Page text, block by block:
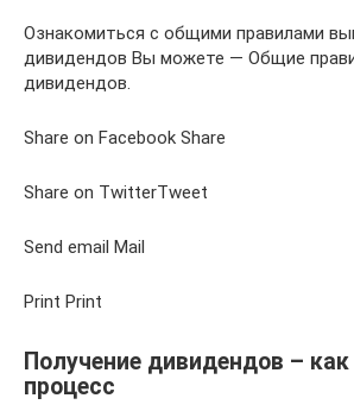
Ознакомиться с общими правилами
дивидендов Вы можете — Общие
дивидендов.
Share on Facebook Share
Share on TwitterTweet
Send email Mail
Print Print
Получение дивидендов – как
процесс